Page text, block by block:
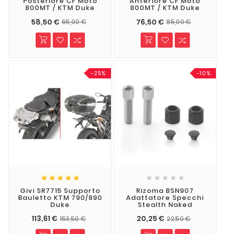
800MT / KTM Duke
58,50 € 65,00 €
800MT / KTM Duke
76,50 € 85,00 €
-25%
    
Givi SR7715 Supporto
Bauletto KTM 790/890
Duke
113,61 € 153,50 €
-10%
    
Rizoma BSN907
Adattatore Specchi
Stealth Naked
20,25 € 22,50 €